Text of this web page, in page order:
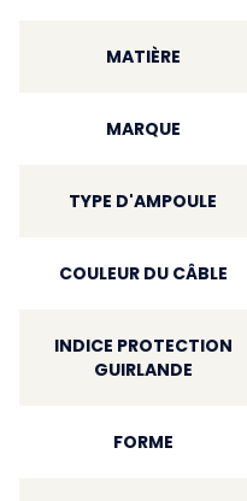
MATIÈRE
MARQUE
TYPE D'AMPOULE
COULEUR DU CÂBLE
INDICE PROTECTION
GUIRLANDE
FORME